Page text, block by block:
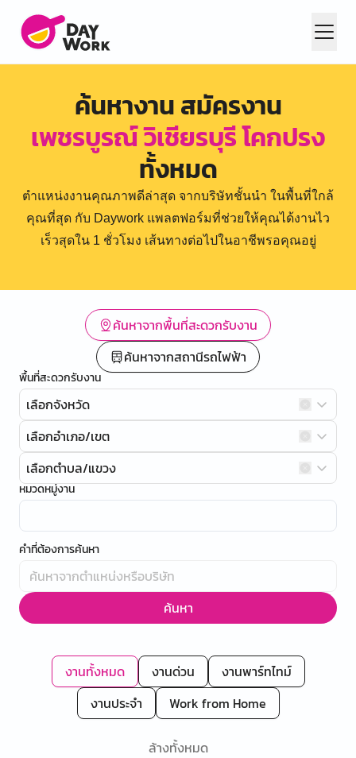
ค้นหางาน สมัครงาน
เพชรบูรณ์ วิเชียรบุรี โคกปรง
ทั้งหมด
ตำแหน่งงานคุณภาพดีล่าสุด จากบริษัทชั้นนำ ในพื้นที่ใกล้
คุณที่สุด กับ Daywork แพลตฟอร์มที่ช่วยให้คุณได้งานไว
เร็วสุดใน 1 ชั่วโมง เส้นทางต่อไปในอาชีพรอคุณอยู่
ค้นหาจากพื้นที่สะดวกรับงาน
ค้นหาจากสถานีรถไฟฟ้า
พื้นที่สะดวกรับงาน
เลือกจังหวัด
เลือกอำเภอ/เขต
เลือกตำบล/แขวง
หมวดหมู่งาน
คำที่ต้องการค้นหา
ค้นหา
งานทั้งหมด งานด่วน
งานพาร์ทไทม์
งานประจำ
Work from Home
ล้างทั้งหมด